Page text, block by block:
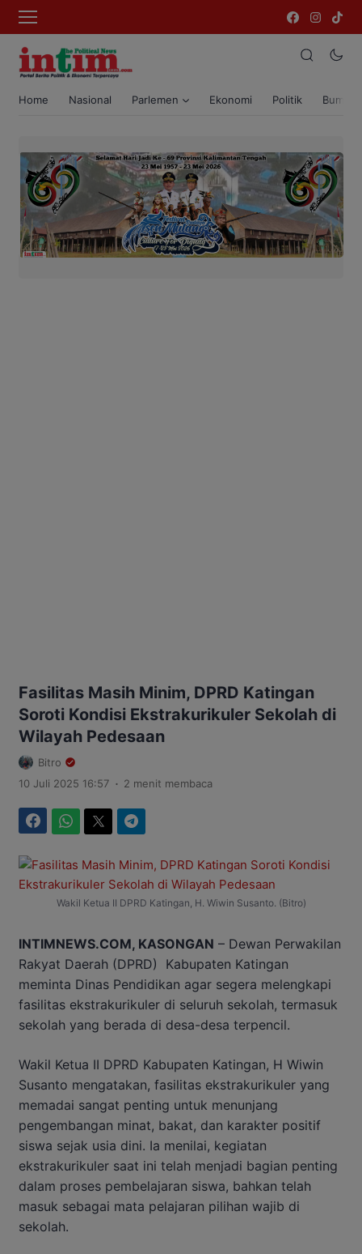
Home Nasional Parlemen Ekonomi Politik Bumi
Fasilitas Masih Minim, DPRD Katingan
Soroti Kondisi Ekstrakurikuler Sekolah di
Wilayah Pedesaan
Bitro
10 Juli 2025 16:57 . 2 menit membaca
Wakil Ketua II DPRD Katingan, H. Wiwin Susanto. (Bitro)
INTIMNEWS.COM, KASONGAN – Dewan Perwakilan
Rakyat Daerah (DPRD) Kabupaten Katingan
meminta Dinas Pendidikan agar segera melengkapi
fasilitas ekstrakurikuler di seluruh sekolah, termasuk
sekolah yang berada di desa-desa terpencil.
Wakil Ketua II DPRD Kabupaten Katingan, H Wiwin
Susanto mengatakan, fasilitas ekstrakurikuler yang
memadai sangat penting untuk menunjang
pengembangan minat, bakat, dan karakter positif
siswa sejak usia dini. Ia menilai, kegiatan
ekstrakurikuler saat ini telah menjadi bagian penting
dalam proses pembelajaran siswa, bahkan telah
masuk sebagai mata pelajaran pilihan wajib di
sekolah.